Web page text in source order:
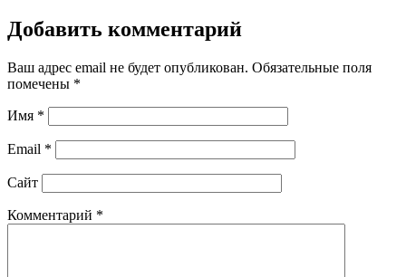
Добавить комментарий
Ваш адрес email не будет опубликован. Обязательные поля
помечены *
Имя *
Email *
Сайт
Комментарий *